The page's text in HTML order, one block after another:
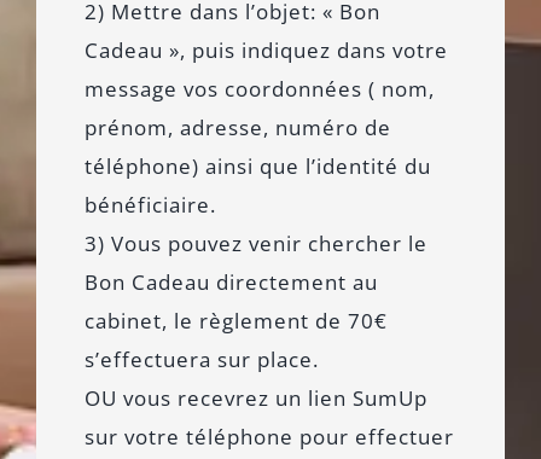
2) Mettre dans l’objet: « Bon
Cadeau », puis indiquez dans votre
message vos coordonnées ( nom,
prénom, adresse, numéro de
téléphone) ainsi que l’identité du
bénéficiaire.
3) Vous pouvez venir chercher le
Bon Cadeau directement au
cabinet, le règlement de 70€
s’effectuera sur place.
OU vous recevrez un lien SumUp
sur votre téléphone pour effectuer